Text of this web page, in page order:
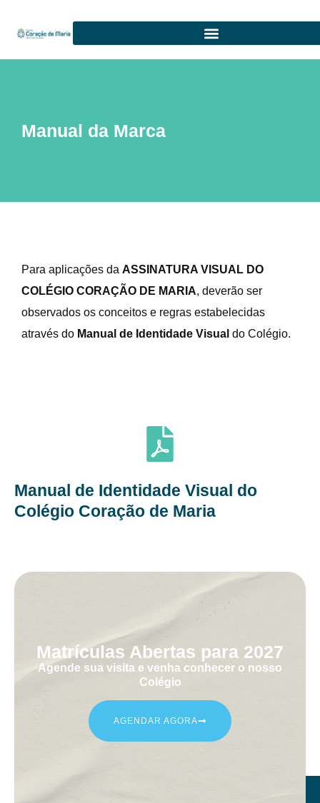
Manual da Marca
Para aplicações da ASSINATURA VISUAL DO
COLÉGIO CORAÇÃO DE MARIA, deverão ser
observados os conceitos e regras estabelecidas
através do Manual de Identidade Visual do Colégio.
Manual de Identidade Visual do
Colégio Coração de Maria
Matrículas Abertas para 2027
Agende sua visita e venha conhecer o nosso
Colégio
AGENDAR AGORA